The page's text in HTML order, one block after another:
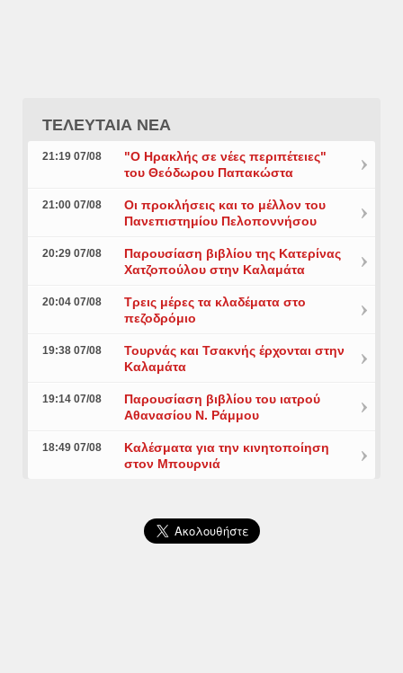
ΤΕΛΕΥΤΑΙΑ ΝΕΑ
21:19 07/08
"Ο Ηρακλής σε νέες περιπέτειες"
του Θεόδωρου Παπακώστα
21:00 07/08
Οι προκλήσεις και το μέλλον του
Πανεπιστημίου Πελοποννήσου
20:29 07/08
Παρουσίαση βιβλίου της Κατερίνας
Χατζοπούλου στην Καλαμάτα
20:04 07/08
Τρεις μέρες τα κλαδέματα στο
πεζοδρόμιο
19:38 07/08
Τουρνάς και Τσακνής έρχονται στην
Καλαμάτα
19:14 07/08
Παρουσίαση βιβλίου του ιατρού
Αθανασίου Ν. Ράμμου
18:49 07/08
Καλέσματα για την κινητοποίηση
στον Μπουρνιά